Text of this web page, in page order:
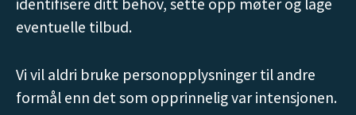
identifisere ditt behov, sette opp møter og lage
eventuelle tilbud.
Vi vil aldri bruke personopplysninger til andre
formål enn det som opprinnelig var intensjonen.